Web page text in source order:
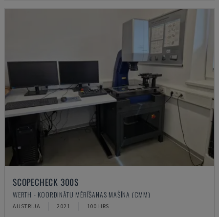
SCOPECHECK 300S
WERTH - KOORDINĀTU MĒRĪŠANAS MAŠĪNA (CMM)
AUSTRIJA 2021 100 HRS